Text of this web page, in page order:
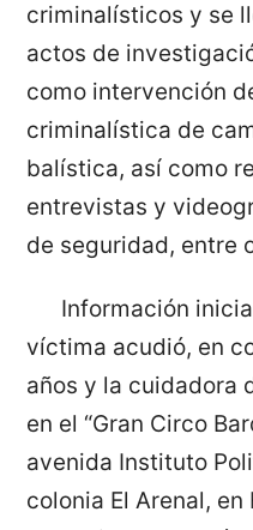
criminalísticos y se
actos de
como intervención
criminalística de
balística, así como
entrevistas y
de seguridad, entre
Información
víctima acudió, en
años y la cuidadora
en el “Gran Circo
avenida Instituto
colonia El Arenal,